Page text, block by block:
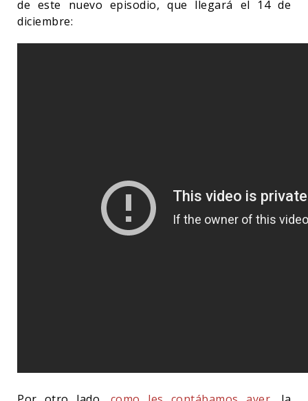
de este nuevo episodio, que llegará el 14 de
diciembre: